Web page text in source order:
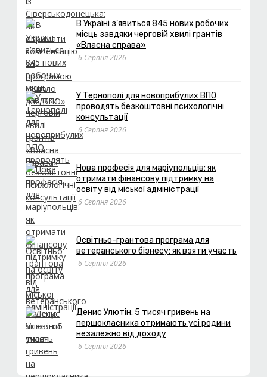
В Україні з’явиться 845 нових робочих
місць завдяки черговій хвилі грантів
«Власна справа»
6 Серпня 2026
У Тернополі для новоприбулих ВПО
проводять безкоштовні психологічні
консультації
6 Серпня 2026
Нова професія для маріупольців: як
отримати фінансову підтримку на
освіту від міської адміністрації
6 Серпня 2026
Освітньо-грантова програма для
ветеранського бізнесу: як взяти участь
6 Серпня 2026
Денис Улютін: 5 тисяч гривень на
першокласника отримають усі родини
незалежно від доходу
6 Серпня 2026